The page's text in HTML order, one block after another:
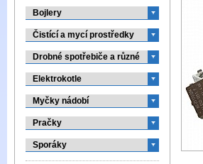
Bojlery
Čistící a mycí prostředky
Drobné spotřebiče a různé
Elektrokotle
Myčky nádobí
Pračky
Sporáky